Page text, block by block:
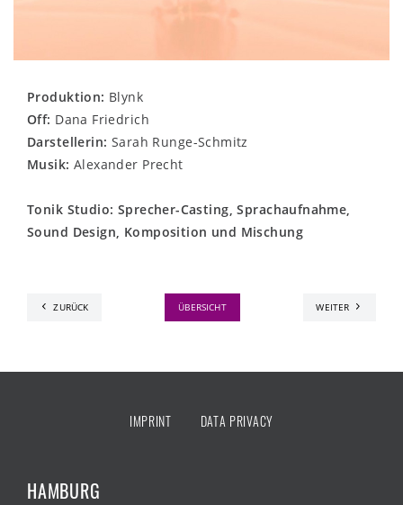
Produktion: Blynk
Off: Dana Friedrich
Darstellerin: Sarah Runge-Schmitz
Musik: Alexander Precht
Tonik Studio: Sprecher-Casting, Sprachaufnahme,
Sound Design, Komposition und Mischung
ZURÜCK ÜBERSICHT WEITER
IMPRINT DATA PRIVACY
HAMBURG